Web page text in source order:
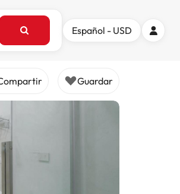
Español - USD
Guardar